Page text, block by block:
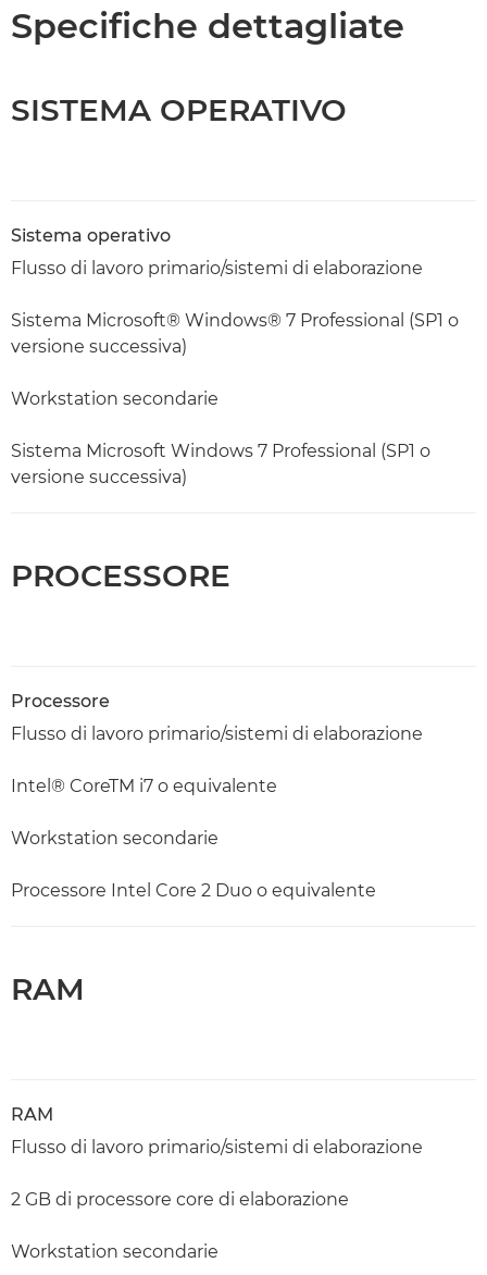
Specifiche dettagliate
SISTEMA OPERATIVO
Sistema operativo
Flusso di lavoro primario/sistemi di elaborazione
Sistema Microsoft® Windows® 7 Professional (SP1 o
versione successiva)
Workstation secondarie
Sistema Microsoft Windows 7 Professional (SP1 o
versione successiva)
PROCESSORE
Processore
Flusso di lavoro primario/sistemi di elaborazione
Intel® CoreTM i7 o equivalente
Workstation secondarie
Processore Intel Core 2 Duo o equivalente
RAM
RAM
Flusso di lavoro primario/sistemi di elaborazione
2 GB di processore core di elaborazione
Workstation secondarie